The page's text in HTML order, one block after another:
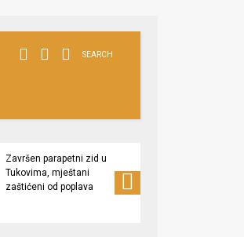
SEARCH
Završen parapetni zid u
Tukovima, mještani
zaštićeni od poplava